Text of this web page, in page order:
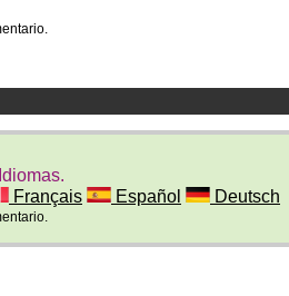
Français Español Deutsch